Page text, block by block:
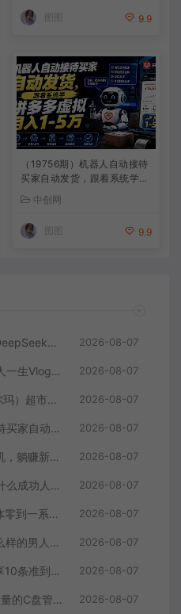
9.9
（19756期）机器人自动接待
买家自动发货，跟着系统学拼
多多虚拟月入1-5万
中创网
9.9
（19759期） AI+短视频｜DeepSeek即梦豆包小云雀全工具教学，从账号定位到剪映剪辑，零基础也能快速上手做爆款 2026-08-07
（19758期）历史人物，诗人一生Vlog教学， AI制作丨伙伴计划丨精选收益丨商单收徒 ，新领域红利期，抓紧做 2026-08-07
（19757期）Walmart（沃尔玛）超市浏览标注项目，单账号日收益20+ 单电脑日收益可达1000+带分佣机制 2026-08-07
（19756期）机器人自动接待买家自动发货，跟着系统学拼多多虚拟月入1-5万 2026-08-07
（19755期）AI智能广告挂机，躺赚新模式 设备托管运行，解放双手持续变现 2026-08-07
（19754期）付费文章：为什么成功人士的精力都很旺盛？ 2026-08-07
（19751期）Agent AI智能体零到一系统课；零基础也能学会自动化实战，从核心概念到Coze工作流搭建完整覆盖 2026-08-07
（19752期）付费文章：什么样的男人最让女人无法抵抗？ 2026-08-07
（19751期）付费文章：分享10条准到可怕的识人术术，希望能帮到大家。 2026-08-07
（19750期）Windows 超轻量的C盘管家！超级有特点，支持磁盘分析及清理提醒，2M大小体积，完全免费 C盘管家 2026-08-07